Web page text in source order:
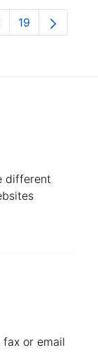
to navigate.
Page
19
different
fax or email